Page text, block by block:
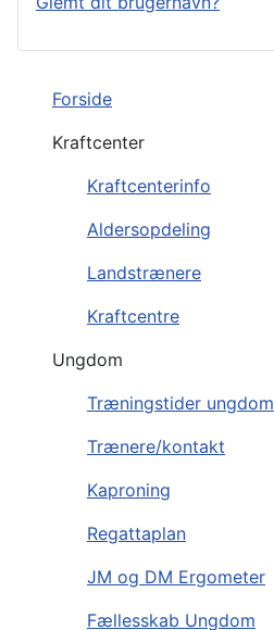
Forside
Kraftcenter
Kraftcenterinfo
Aldersopdeling
Landstrænere
Kraftcentre
Ungdom
Træningstider ungdom
Trænere/kontakt
Kaproning
Regattaplan
JM og DM Ergometer
Fællesskab Ungdom